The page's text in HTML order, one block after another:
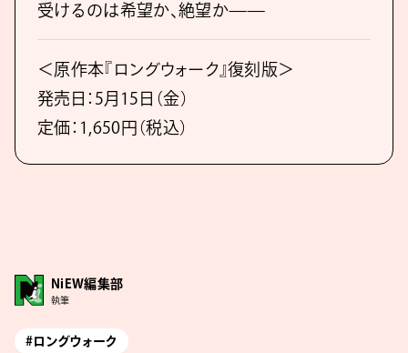
受けるのは希望か、絶望か——
＜原作本『ロングウォーク』復刻版＞
発売日：5月15日（金）
定価：1,650円（税込）
NiEW編集部
執筆
#ロングウォーク